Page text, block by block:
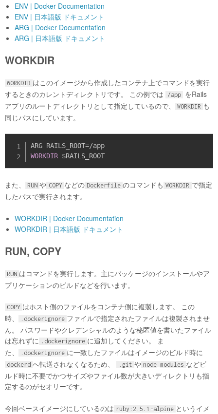
ENV | Docker Documentation
ENV | 日本語版 ドキュメント
ARG | Docker Documentation
ARG | 日本語版 ドキュメント
WORKDIR
WORKDIR はこのイメージから作成したコンテナ上でコマンドを実行
するときのカレントディレクトリです。 この例では
/app をRails
アプリのルートディレクトリとして指定しているので、
WORKDIR も
同じパスにしています。
WORKDIR
また、 RUN や COPY などの Dockerfile のコマンドも WORKDIR で指定
したパスで実行されます。
WORKDIR | Docker Documentation
WORKDIR | 日本語版 ドキュメント
RUN, COPY
RUN はコマンドを実行します。主にパッケージのインストールやア
プリケーションのビルドなどを行います。
COPY はホスト側のファイルをコンテナ側に複製します。 この
時、
.dockerignore ファイルで指定されたファイルは複製されませ
ん。 パスワードやクレデンシャルのような秘匿値を書いたファイル
は忘れずに .dockerignore に追加してください。 ま
た、
.dockerignore に一致したファイルはイメージのビルド時に
dockerd へ転送されなくなるため、 .git や node_modules などビ
ルド時に不要でかつサイズやファイル数が大きいディレクトリも指
定するのがセオリーです。
今回ベースイメージにしているのは ruby:2.5.1-alpine というイメ